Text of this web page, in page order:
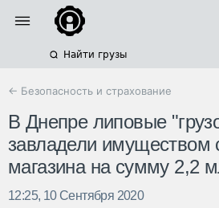
Найти грузы
← Безопасность и страхование
В Днепре липовые
завладели имуществом
магазина на сумму 2,2
12:25, 10 Сентября 2020